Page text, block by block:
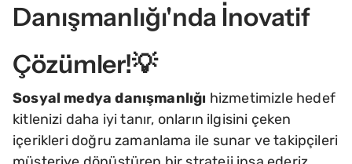
Danışmanlığı'nda İnovatif
Çözümler!💡
Sosyal medya danışmanlığı hizmetimizle hedef
kitlenizi daha iyi tanır, onların ilgisini çeken
içerikleri doğru zamanlama ile sunar ve takipçileri